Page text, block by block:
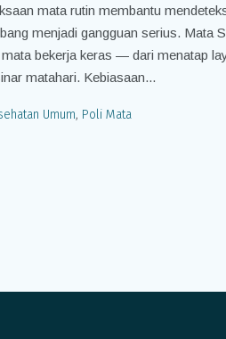
mata rutin membantu
menjadi gangguan serius. Mata
bekerja keras — dari menatap
matahari. Kebiasaan...
Umum, Poli Mata